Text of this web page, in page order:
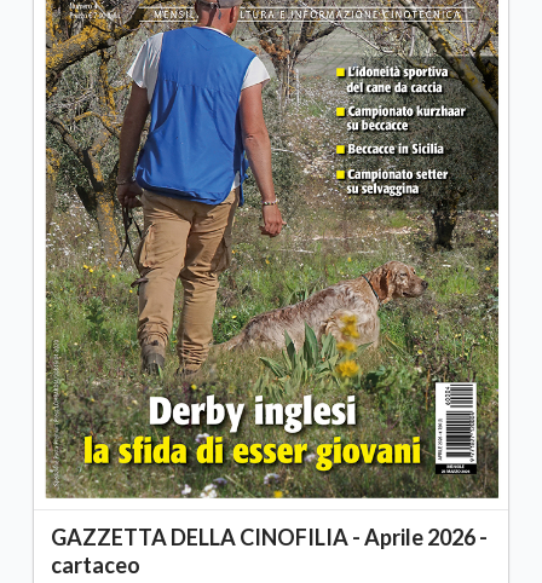
GAZZETTA DELLA CINOFILIA - Aprile 2026 -
cartaceo